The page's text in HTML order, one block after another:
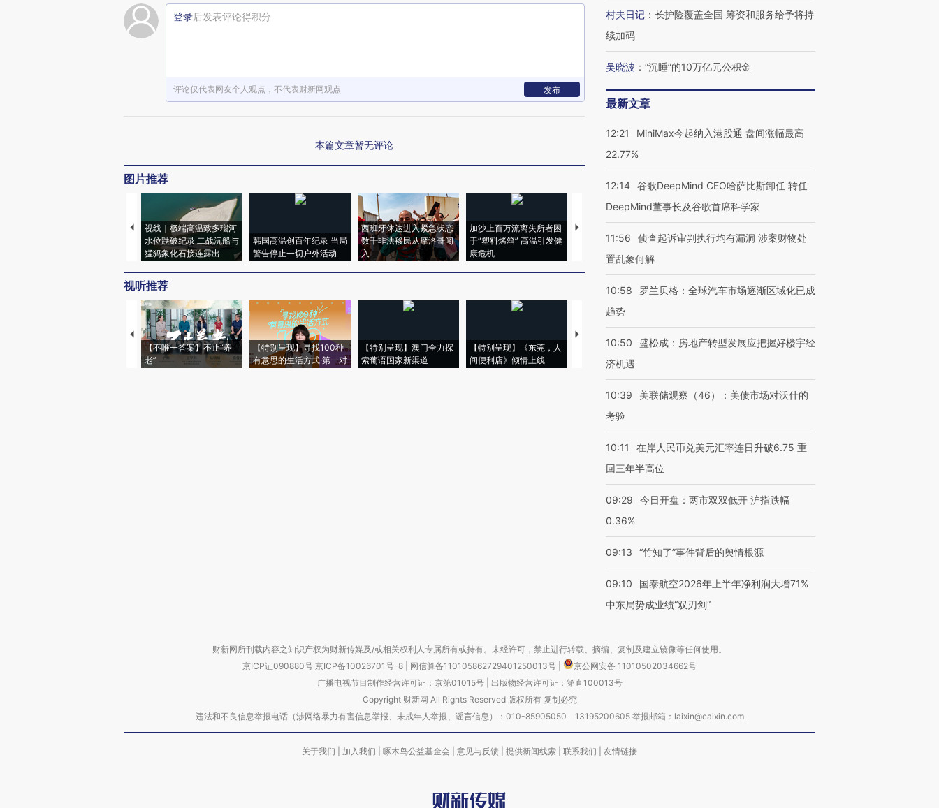
登录后发表评论得积分
评论仅代表网友个人观点，不代表财新网观点 发布
本篇文章暂无评论
图片推荐
视线｜极端高温致多瑙河
水位跌破纪录 二战沉船与
猛犸象化石接连露出
韩国高温创百年纪录 当局
警告停止一切户外活动
西班牙休达进入紧急状态
数千非法移民从摩洛哥闯
入
加沙上百万流离失所者困
于“塑料烤箱” 高温引发健
康危机
马航飞行员跨国走私7万
粒摇头丸 尿检体内含3种
泽连斯基密集出访美英 索
秘鲁纳斯卡观光飞机坠毁
视听推荐
【不唯一答案】不止“养
老”
【特别呈现】寻找100种
有意思的生活方式·第一对
【特别呈现】澳门全力探
索葡语国家新渠道
【特别呈现】《东莞，人
间便利店》倾情上线
【推广】走进第四届链博
会，让数智科技“链”接产
【特别呈现】寻找100种
CFO：不靠规模取胜，华
村夫日记 ： 长护险覆盖全国 筹资和服务给予将持
续加码
吴晓波 ： “沉睡”的10万亿元公积金
最新文章
12:21
MiniMax今起纳入港股通 盘间涨幅最高
22.77%
12:14 谷歌DeepMind CEO哈萨比斯卸任 转任
DeepMind董事长及谷歌首席科学家
11:56
侦查起诉审判执行均有漏洞 涉案财物处
置乱象何解
10:58
罗兰贝格：全球汽车市场逐渐区域化已成
趋势
10:50
盛松成：房地产转型发展应把握好楼宇经
济机遇
10:39
美联储观察（46）：美债市场对沃什的
考验
10:11
在岸人民币兑美元汇率连日升破6.75 重
回三年半高位
09:29
今日开盘：两市双双低开 沪指跌幅
0.36%
09:13 “竹知了”事件背后的舆情根源
09:10
国泰航空2026年上半年净利润大增71%
中东局势成业绩“双刃剑”
财新网所刊载内容之知识产权为财新传媒及/或相关权利人专属所有或持有。未经许可，禁止进行转载、摘编、复制及建立镜像等任何使用。
京ICP证090880号 京ICP备10026701号-8 网信算备110105862729401250013号
京公网安备 11010502034662号
广播电视节目制作经营许可证：京第01015号| 出版物经营许可证：第直100013号
Copyright 财新网 All Rights Reserved 版权所有 复制必究
违法和不良信息举报电话（涉网络暴力有害信息举报、未成年人举报、谣言信息）：010-85905050 13195200605 举报邮箱：laixin@caixin.com
关于我们 加入我们 啄木鸟公益基金会 意见与反馈 提供新闻线索 联系我们 友情链接